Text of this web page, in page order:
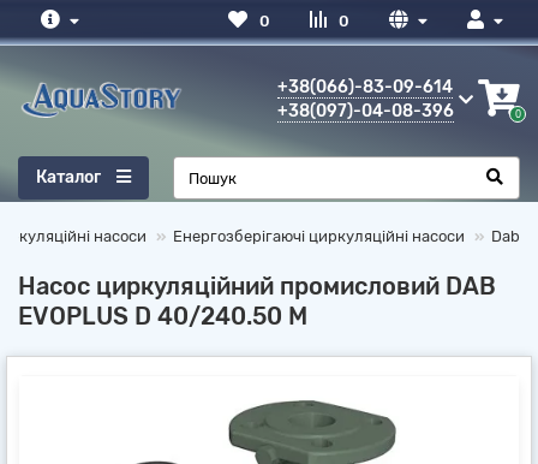
0
0
+38(066)-83-09-614
+38(097)-04-08-396
0
Каталог
насоси Енергозберігаючі циркуляційні насоси Dab
Насос циркуляційний промисловий DAB
EVOPLUS D 40/240.50 M